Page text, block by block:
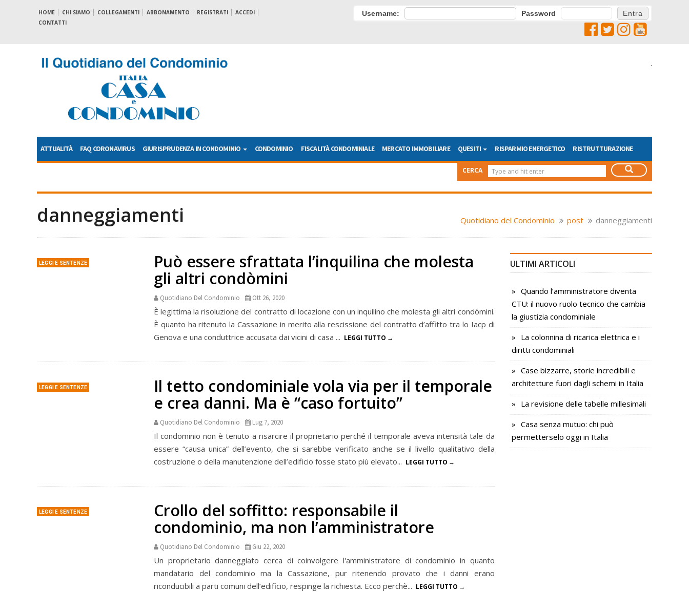
HOME CHI SIAMO COLLEGAMENTI ABBONAMENTO REGISTRATI
ACCEDI
CONTATTI
Username: Password
.
ATTUALITÀ FAQ CORONAVIRUS GIURISPRUDENZA IN CONDOMINIO CONDOMINIO FISCALITÀ CONDOMINIALE MERCATO IMMOBILIARE QUESITI RISPARMIO ENERGETICO RISTRUTTURAZIONE
CERCA
danneggiamenti Quotidiano del Condominio post danneggiamenti
LEGGI E SENTENZE
Può essere sfrattata l’inquilina che molesta
gli altri condòmini
Quotidiano Del Condominio Ott 26, 2020
È legittima la risoluzione del contratto di locazione con un inquilino che molesta gli altri condòmini.
È quanto ha ritenuto la Cassazione in merito alla rescissione del contratto d’affitto tra lo Iacp di
Genova e una conduttrice accusata dai vicini di casa ... LEGGI TUTTO
LEGGI E SENTENZE
Il tetto condominiale vola via per il temporale
e crea danni. Ma è “caso fortuito”
Quotidiano Del Condominio Lug 7, 2020
Il condominio non è tenuto a risarcire il proprietario perché il temporale aveva intensità tale da
essere “causa unica” dell’evento, che si sarebbe verificato anche se il livello qualitativo della
costruzione o della manutenzione dell’edificio fosse stato più elevato... LEGGI TUTTO
LEGGI E SENTENZE
Crollo del soffitto: responsabile il
condominio, ma non l’amministratore
Quotidiano Del Condominio Giu 22, 2020
Un proprietario danneggiato cerca di coinvolgere l'amministratore di condominio in quanto
mandatario del condominio ma la Cassazione, pur ritenendo provato che i danni erano
riconducibili a parti comuni dell’edificio, respinge la richiesta. Ecco perchè... LEGGI TUTTO
ULTIMI ARTICOLI
Quando l’amministratore diventa
CTU: il nuovo ruolo tecnico che cambia
la giustizia condominiale
La colonnina di ricarica elettrica e i
diritti condominiali
Case bizzarre, storie incredibili e
architetture fuori dagli schemi in Italia
La revisione delle tabelle millesimali
Casa senza mutuo: chi può
permetterselo oggi in Italia